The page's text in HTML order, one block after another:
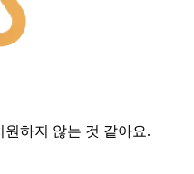
하지 않는 것 같아요.